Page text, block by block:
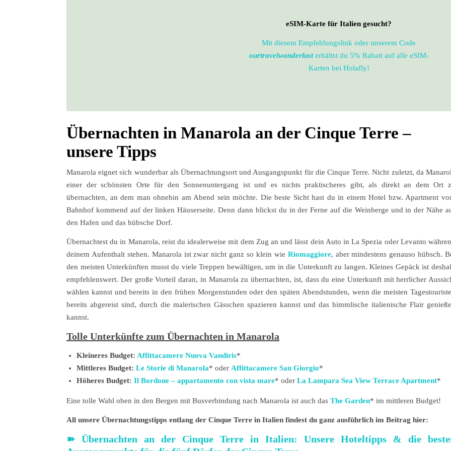
eSIM-Karte für Italien gesucht?
Mit diesem Empfehlungslink oder unserem Code
ourtravelwanderlusterhältst du 5% Rabatt auf alle eSIM-
Karten bei Holafly!
Übernachten in Manarola an der Cinque Terre –
unsere Tipps
Manarola eignet sich wunderbar als Übernachtungsort und Ausgangspunkt für die Cinque Terre. Nicht zuletzt, da
einer der schönsten Orte für den Sonnenuntergang ist und es nichts praktischeres gibt, als direkt an dem Ort
übernachten, an dem man ohnehin am Abend sein möchte. Die beste Sicht hast du in einem Hotel bzw. Apartment
Bahnhof kommend auf der linken Häuserseite. Denn dann blickst du in der Ferne auf die Weinberge und in der Nähe
den Hafen und das hübsche Dorf.
Übernachtest du in Manarola, reist du idealerweise mit dem Zug an und lässt dein Auto in La Spezia oder Levanto
deinem Aufenthalt stehen. Manarola ist zwar nicht ganz so klein wie Riomaggiore, aber mindestens genauso hübsch.
den meisten Unterkünften musst du viele Treppen bewältigen, um in die Unterkunft zu langen. Kleines Gepäck ist
empfehlenswert. Der große Vorteil daran, in Manarola zu übernachten, ist, dass du eine Unterkunft mit herrlicher
wählen kannst und bereits in den frühen Morgenstunden oder den späten Abendstunden, wenn die meisten
bereits abgereist sind, durch die malerischen Gässchen spazieren kannst und das himmlische italienische Flair
kannst.
Tolle Unterkünfte zum Übernachten in Manarola
Kleineres Budget: Affittacamere Nuova Vandiris*
Mittleres Budget: Le Storie di Manarola* oder Affittacamere San Giorgio*
Höheres Budget: Il Bordone – appartamento con vista mare* oder La Lampara Sea View Terrace Apartment*
Eine tolle Wahl oben in den Bergen mit Busverbindung nach Manarola ist auch das The Garden* im mittleren Budget!
All unsere Übernachtungstipps entlang der Cinque Terre in Italien findest du ganz ausführlich im Beitrag hier:
➽ Übernachten an der Cinque Terre in Italien: Unsere Hoteltipps & die